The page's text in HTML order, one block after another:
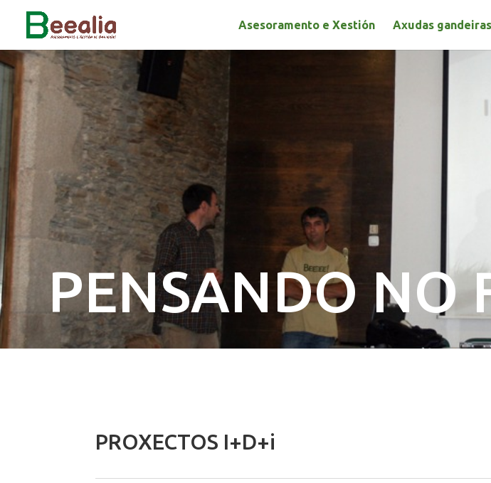
Asesoramento e Xestión Axudas gandeiras
PENSANDO NO
PROXECTOS I+D+i